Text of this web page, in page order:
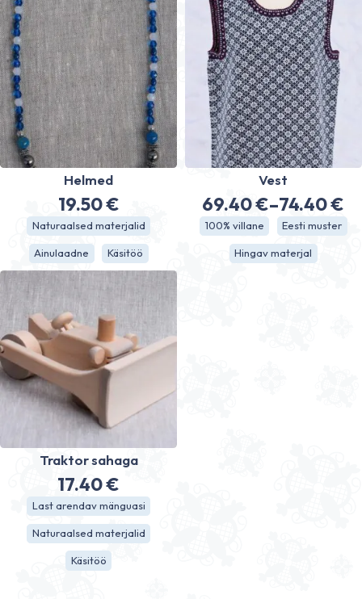
Helmed
19.50€
Naturaalsed materjalid
Ainulaadne Käsitöö
Vest
69.40€–74.40€
Price
range:
69.40 €
100% villane Eesti muster
Hingav materjal
Traktor sahaga
17.40€
Last arendav mänguasi
Naturaalsed materjalid
Käsitöö